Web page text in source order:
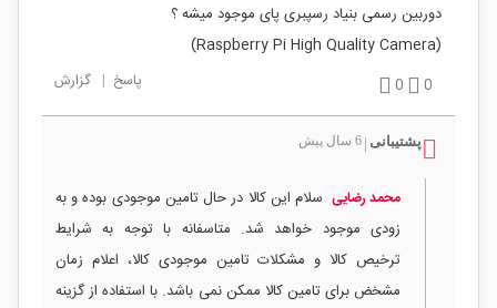
دوربین رسمی بنیاد رسپبری پای موجود میشه ؟
(Raspberry Pi High Quality Camera)
0
0 پاسخ | گزارش
پشتیبانی 6 سال پیش
محمد رضایی سلام این کالا در حال تامین موجودی بوده و به
زودی موجود خواهد شد. متاسفانه با توجه به شرایط
ترخیص کالا و مشکلات تامین موجودی کالا، اعلام زمان
مشخض برای تامین کالا ممکن نمی باشد. با استفاده از گزینه